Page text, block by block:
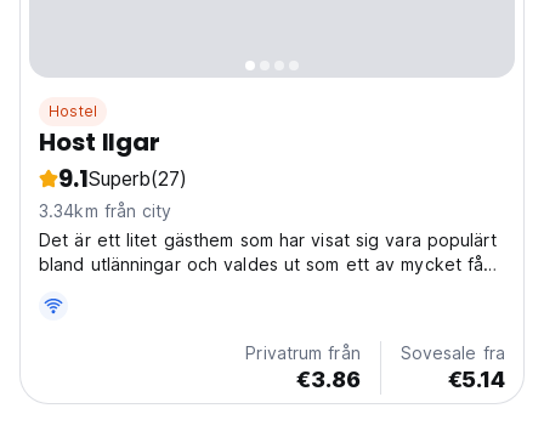
Hostel
Host Ilgar
9.1Superb(27)
3.34km från city
Det är ett litet gästhem som har visat sig vara populärt
bland utlänningar och valdes ut som ett av mycket få
guidebok.
Privatrum från
€3.86
Sovesale fra
€5.14